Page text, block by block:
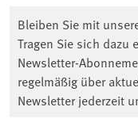
Bleiben Sie mit
Tragen Sie sich dazu
Newsletter-
regelmäßig über
Newsletter jederzeit